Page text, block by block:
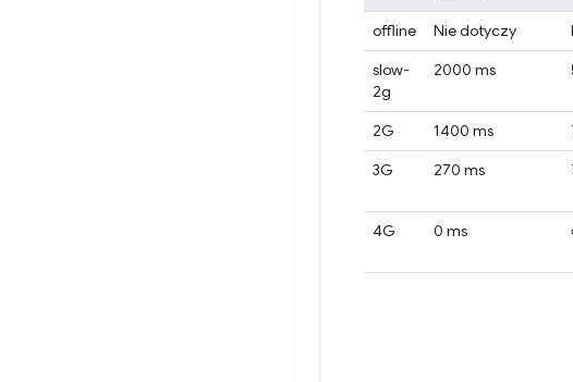
offline Nie dotyczy
slow-
2g
2000 ms
2G
1400 ms
3G
270 ms
4G
0 ms